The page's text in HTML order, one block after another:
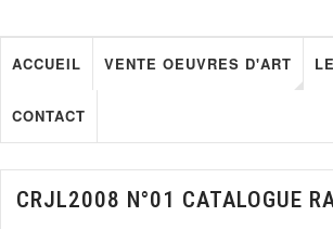
ACCUEIL VENTE OEUVRES D'ART
CONTACT
CRJL2008 N°01 CATALOGUE